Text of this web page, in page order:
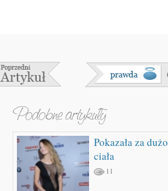
Pokazała za dużo
ciała
11